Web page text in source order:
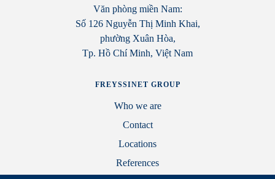
Văn phòng miền Nam:
Số 126 Nguyễn Thị Minh Khai,
phường Xuân Hòa,
Tp. Hồ Chí Minh, Việt Nam
FREYSSINET GROUP
Who we are
Contact
Locations
References